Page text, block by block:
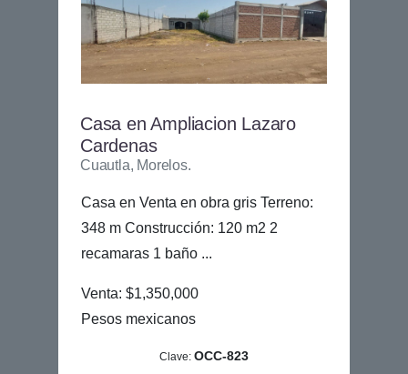
Casa en Ampliacion Lazaro
Cardenas
Cuautla, Morelos.
Casa en Venta en obra gris Terreno:
348 m Construcción: 120 m2 2
recamaras 1 baño ...
Venta: $1,350,000
Pesos mexicanos
Clave: OCC-823